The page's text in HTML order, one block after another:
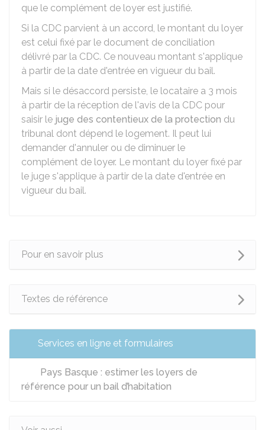
que le complément de loyer est justifié.
Si la CDC parvient à un accord, le montant du loyer
est celui fixé par le document de conciliation
délivré par la CDC. Ce nouveau montant s'applique
à partir de la date d'entrée en vigueur du bail.
Mais si le désaccord persiste, le locataire a 3 mois
à partir de la réception de l'avis de la CDC pour
saisir le juge des contentieux de la protection du
tribunal dont dépend le logement. Il peut lui
demander d'annuler ou de diminuer le
complément de loyer. Le montant du loyer fixé par
le juge s'applique à partir de la date d'entrée en
vigueur du bail.
Pour en savoir plus
Textes de référence
Services en ligne et formulaires
Pays Basque : estimer les loyers de
référence pour un bail d’habitation